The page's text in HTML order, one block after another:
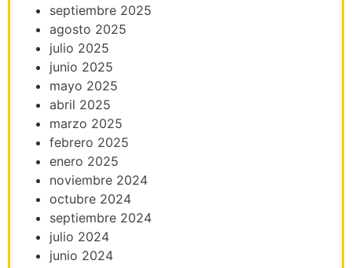
septiembre 2025
agosto 2025
julio 2025
junio 2025
mayo 2025
abril 2025
marzo 2025
febrero 2025
enero 2025
noviembre 2024
octubre 2024
septiembre 2024
julio 2024
junio 2024